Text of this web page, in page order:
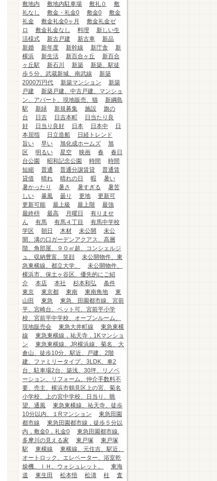
敷地内
敷地内駐車場 敷礼０
敷
礼なし
敷金・礼金0 敷金0
敷金
礼金
敷金礼金0ヶ月
敷金礼金ゼ
ロ
敷金礼金なし 料理
新しい生
活様式
新古戸建 新古車
新品
新婚
新年度 新幹線 新庁舎
新
横浜
新生活 新百合ヶ丘
新百合
ヶ丘駅
新石川 新築
新築、駅徒
歩５分、武蔵新城、南武線
新築
2000万円代
新築マンション
新築
戸建
新築戸建、中古戸建、マンショ
ン、アパート、現地販売、猫
新綱島
駅
新緑 新規募集 施設
旗の
台
日吉 日吉本町
日当たり良
好
日当り良好 日本 日本中
日
本屈指
日立造船
日経トレンド
旨い
早い 旭化成ホームズ
旭
区
明るい 星空 映画 春
春日
台公園
昭和記念公園 時間
時間
短縮
普通 普通分譲賃貸
普通賃
貸借
晴れ 晴れの日 暇
暑い
暑かったり
暑さ 暑すぎる
暑苦
しい
暴風 曇り 更地
更新可
更新可能
最上級 最上階
最強
最終枡
最高 月曜日
有りませ
ん
有馬 有馬４丁目
有馬中学校
学区
朝日 木材 未公開
未公
開、溝の口ガーデンアクアス、高層
階、角部屋、９０㎡超、コンシェルジ
ュ、収納豊富、笑顔
未公開物件、東
急東横線、都立大学、
未公開物件、
横浜市、保土ヶ谷区、優先的にご紹
介
本店 本社 杉本和弘
条件
東京
東京都 東南 東南角地
東
山田
東急
東急、田園都市線、宮前
平、宮崎台、ペット可、宮前平小学
校、宮前平中学校、オープンルーム、
現地販売会
東急大井町線
東急東横
線
東急東横線，祐天寺，1Kマンショ
ン
東急東横線、JR横浜線、菊名、大
倉山、徒歩10分、駅近、戸建、2階
建、ファミリータイプ、3LDK、車2
台、駐車場2台、築浅、30坪、リノベ
ーション、リフォーム、仲介手数料不
要、売主、横浜市鶴見区上の宮、菊名
小学校、上の宮中学校、日当り、眺
望、通風
東急東横線、祐天寺、徒歩
10分以内、１Rマンション
東急田園
都市線
東急田園都市線，徒歩５分以
内，敷金0，礼金0
東急田園都市線.
多摩川の見える家
東戸塚
東戸塚
駅
東横線
東横線、元住吉、駅近、
オートロック、エレベーター、浴室乾
燥機、ＩＨ、ウォシュレット、
東海
道
東生田 松本悟 松濤 柱
査